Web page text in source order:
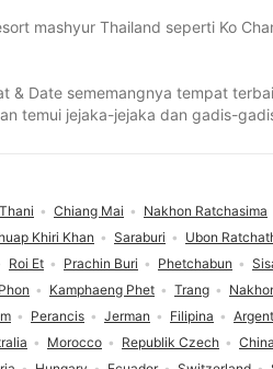
mashyur Thailand seperti Ko
& Date sememangnya tempat
temui jejaka-jejaka dan gadis-
Perancis Jerman Filipina
Morocco Republik Czech China
Chiang Mai Nakhon Ratchasima
Khiri Khan Saraburi Ubon
Roi Et Prachin Buri Phetchabun
Kamphaeng Phet Trang